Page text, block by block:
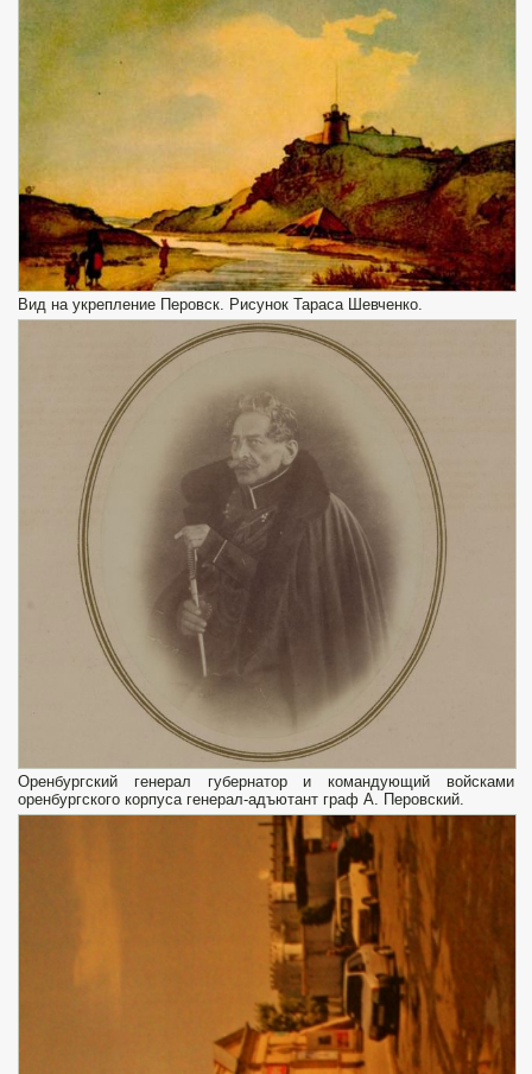
Вид на укрепление Перовск. Рисунок Тараса Шевченко.
Оренбургский генерал губернатор и командующий войсками
оренбургского корпуса генерал-адъютант граф А. Перовский.